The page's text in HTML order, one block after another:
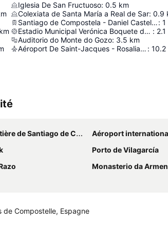
km
Iglesia De San Fructuoso: 0.5 km
Colexiata de Santa María a Real de Sar: 0.9
Santiago de Compostela - Daniel Castelao: 1
Estadio Municipal Verónica Boquete de San Lázaro : 2.1
Auditorio do Monte do Gozo: 3.5 km
Aéroport De Saint-Jacques - Rosalia De Castro : 10.2
de Santiago de Compostela Aéroport international Arturo
Porto de Vilagarcía
Monasterio da
de Compostelle, Espagne